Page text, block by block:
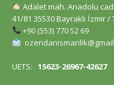
Adalet mah. Anadolu
41/81 35530 Bayraklı İzmir /
+90 (553) 770 52 69
UETS: 15623-26967-42627